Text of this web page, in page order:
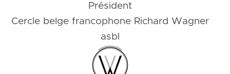
Président
Cercle belge francophone Richard Wagner
asbl